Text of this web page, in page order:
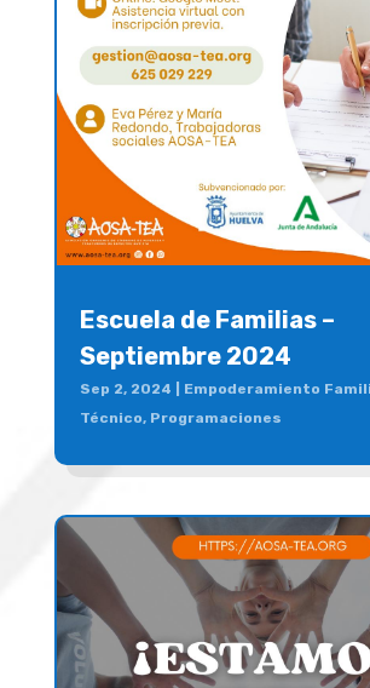
Escuela de Familias –
Septiembre 2024
Sep 2, 2024 Empoderamiento
Técnico, Programaciones